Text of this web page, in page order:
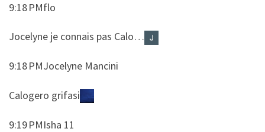
9:18 PMflo
​​Jocelyne je connais pas Calo…
9:18 PMJocelyne Mancini
​​Calogero grifasi
9:19 PMIsha 11